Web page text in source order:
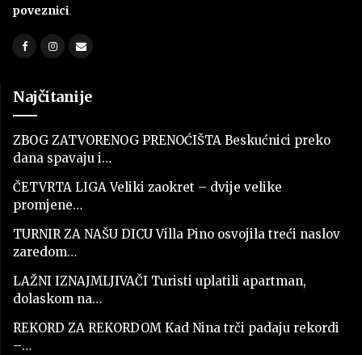
poveznici.
Najčitanije
ZBOG ZATVORENOG PRENOĆIŠTA Beskućnici preko
dana spavaju i…
ČETVRTA LIGA Veliki zaokret – dvije velike
promjene…
TURNIR ZA NAŠU DICU Villa Pino osvojila treći naslov
zaredom…
LAŽNI IZNAJMLJIVAČI Turisti uplatili apartman,
dolaskom na…
REKORD ZA REKORDOM Kad Nina trči padaju rekordi
–…